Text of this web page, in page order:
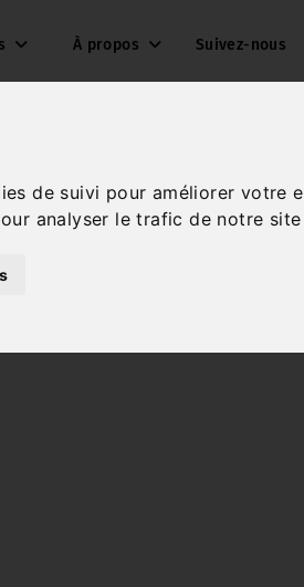
de suivi pour améliorer votre
analyser le trafic de notre
À propos Suivez-nous